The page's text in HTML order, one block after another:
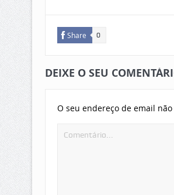
Share 0
DEIXE O SEU
O seu endereço de email